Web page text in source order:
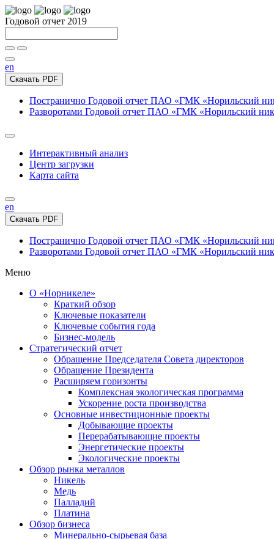
Годовой отчет 2019
en
Скачать PDF
Постранично Годовой отчет ПАО «ГМК «Норильский
Разворотами Годовой отчет ПАО «ГМК «Норильский
Интерактивный анализ
Центр загрузки
Карта сайта
en
Скачать PDF
Постранично Годовой отчет ПАО «ГМК «Норильский
Разворотами Годовой отчет ПАО «ГМК «Норильский
Меню
О «Норникеле»
Краткий обзор
Ключевые показатели
Ключевые события года
Бизнес-модель
Стратегический отчет
Обращение Председателя Совета директоров
Обращение Президента
Расширяем горизонты
Комплексная экологическая программа
Ускорение роста производства
Основные инвестиционные проекты
Добывающие проекты
Перерабатывающие проекты
Энергетические проекты
Экологические проекты
Обзор рынка металлов
Никель
Медь
Палладий
Платина
Обзор бизнеса
Минерально-сырьевая база